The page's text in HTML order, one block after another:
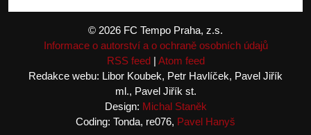
© 2026 FC Tempo Praha, z.s.
Informace o autorství a o ochraně osobních údajů
RSS feed| Atom feed
Redakce webu: Libor Koubek, Petr Havlíček, Pavel Jiřík
ml., Pavel Jiřík st.
Design: Michal Staněk
Coding: Tonda, re076, Pavel Hanyš